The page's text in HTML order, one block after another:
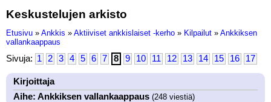
Keskustelujen arkisto
Etusivu » Ankkis » Aktiiviset ankkislaiset -kerho » Kilpailut » Ankkiksen
vallankaappaus
Sivuja: 1 2 3 4 5 6 7 8 9 10 11 12 13 14 15 16 17
Kirjoittaja
Aihe: Ankkiksen vallankaappaus (248 viestiä)